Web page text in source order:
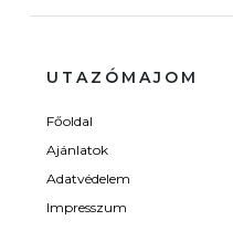
UTAZÓMAJOM
Főoldal
Ajánlatok
Adatvédelem
Impresszum